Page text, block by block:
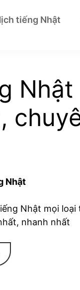
tiếng Nhật
Nhật
Nhật
Nhật mọi loại
nhanh nhất